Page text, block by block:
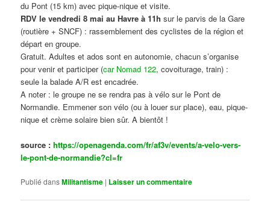
du Pont (15 km) avec pique-nique et visite.
RDV le vendredi 8 mai au Havre à 11h sur le parvis de la Gare
(routière + SNCF) : rassemblement des cyclistes de la région et
départ en groupe.
Gratuit. Adultes et ados sont en autonomie, chacun s’organise
pour venir et participer (car Nomad 122, covoiturage, train) :
seule la balade A/R est encadrée.
A noter : le groupe ne se rendra pas à vélo sur le Pont de
Normandie. Emmener son vélo (ou à louer sur place), eau, pique-
nique et crème solaire bien sûr. A bientôt !
source :https://openagenda.com/fr/af3v/events/a-velo-vers-
le-pont-de-normandie?cl=fr
Publié dansMilitantisme | Laisser un commentaire